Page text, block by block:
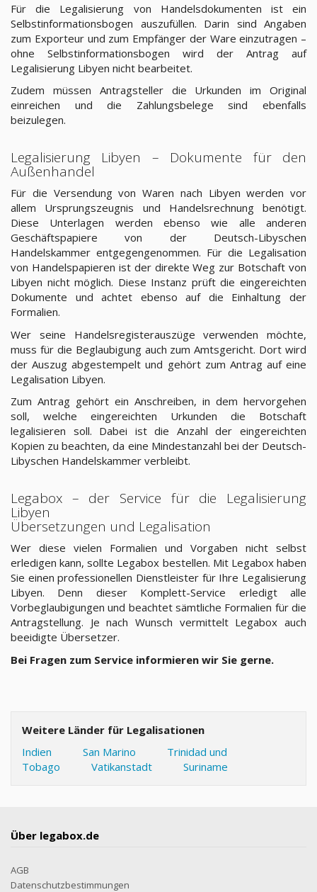
Für die Legalisierung von Handelsdokumenten ist ein
Selbstinformationsbogen auszufüllen. Darin sind Angaben
zum Exporteur und zum Empfänger der Ware einzutragen –
ohne Selbstinformationsbogen wird der Antrag auf
Legalisierung Libyen nicht bearbeitet.
Zudem müssen Antragsteller die Urkunden im Original
einreichen und die Zahlungsbelege sind ebenfalls
beizulegen.
Legalisierung Libyen – Dokumente für den
Außenhandel
Für die Versendung von Waren nach Libyen werden vor
allem Ursprungszeugnis und Handelsrechnung benötigt.
Diese Unterlagen werden ebenso wie alle anderen
Geschäftspapiere von der Deutsch-Libyschen
Handelskammer entgegengenommen. Für die Legalisation
von Handelspapieren ist der direkte Weg zur Botschaft von
Libyen nicht möglich. Diese Instanz prüft die eingereichten
Dokumente und achtet ebenso auf die Einhaltung der
Formalien.
Wer seine Handelsregisterauszüge verwenden möchte,
muss für die Beglaubigung auch zum Amtsgericht. Dort wird
der Auszug abgestempelt und gehört zum Antrag auf eine
Legalisation Libyen.
Zum Antrag gehört ein Anschreiben, in dem hervorgehen
soll, welche eingereichten Urkunden die Botschaft
legalisieren soll. Dabei ist die Anzahl der eingereichten
Kopien zu beachten, da eine Mindestanzahl bei der Deutsch-
Libyschen Handelskammer verbleibt.
Legabox – der Service für die Legalisierung
Libyen
Übersetzungen und Legalisation
Wer diese vielen Formalien und Vorgaben nicht selbst
erledigen kann, sollte Legabox bestellen. Mit Legabox haben
Sie einen professionellen Dienstleister für Ihre Legalisierung
Libyen. Denn dieser Komplett-Service erledigt alle
Vorbeglaubigungen und beachtet sämtliche Formalien für die
Antragstellung. Je nach Wunsch vermittelt Legabox auch
beeidigte Übersetzer.
Bei Fragen zum Service informieren wir Sie gerne.
Weitere Länder für Legalisationen
Indien
San Marino
Trinidad und
Tobago
Vatikanstadt Suriname
Über legabox.de
AGB
Datenschutzbestimmungen